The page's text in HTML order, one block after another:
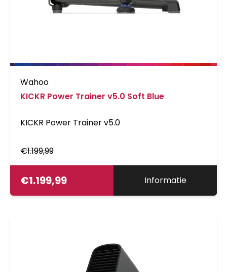
Wahoo
KICKR Power Trainer v5.0 Soft Blue
KICKR Power Trainer v5.0
€1.199,99
€1.199,99 Informatie